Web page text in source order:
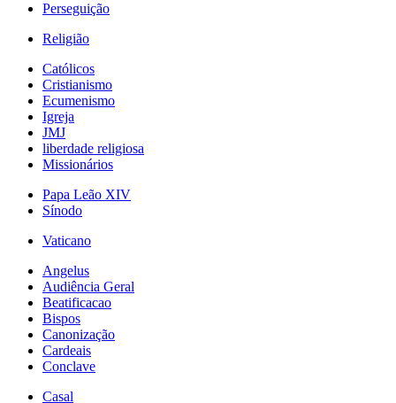
Perseguição
Religião
Católicos
Cristianismo
Ecumenismo
Igreja
JMJ
liberdade religiosa
Missionários
Papa Leão XIV
Sínodo
Vaticano
Angelus
Audiência Geral
Beatificacao
Bispos
Canonização
Cardeais
Conclave
Casal